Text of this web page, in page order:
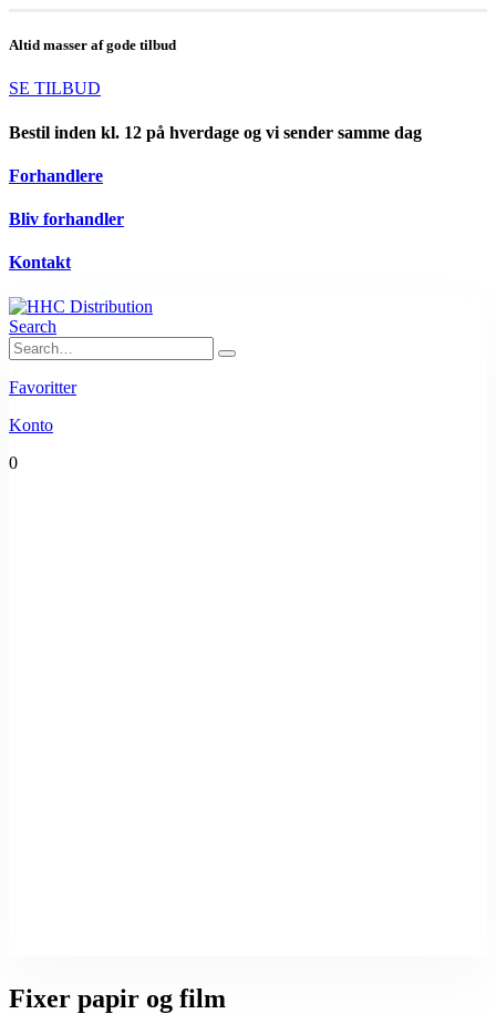
Altid masser af gode tilbud
SE TILBUD
Bestil inden kl. 12 på hverdage og vi sender samme dag
Forhandlere
Bliv forhandler
Kontakt
Search
Favoritter
Konto
0
Fixer papir og film